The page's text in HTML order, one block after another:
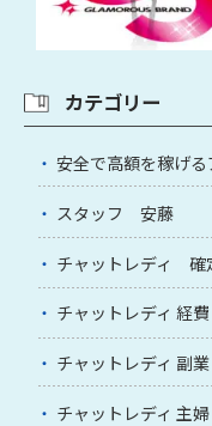
カテゴリー
安全で高額を稼げ
スタッフ 安藤
チャットレディ 確
チャットレディ 経費
チャットレディ 副業
チャットレディ 主婦